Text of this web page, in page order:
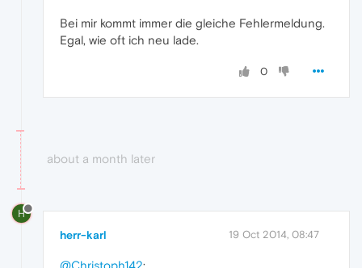
Bei mir kommt immer die gleiche Fehlermeldung.
Egal, wie oft ich neu lade.
0
about a month later
H
herr-karl 19 Oct 2014, 08:47